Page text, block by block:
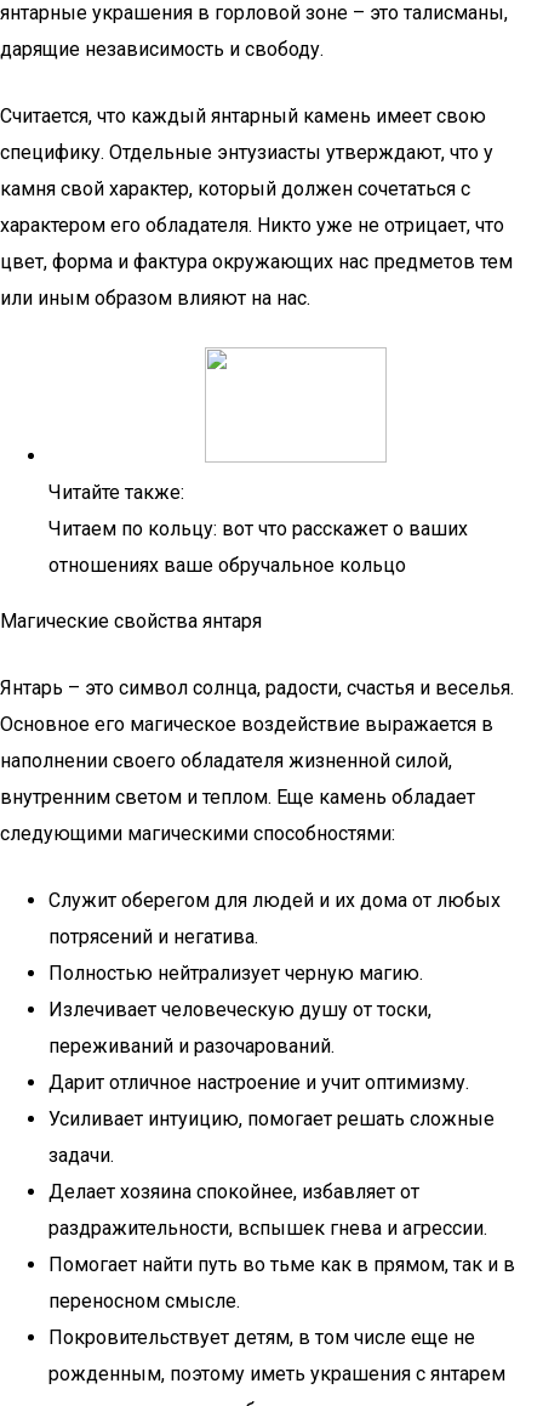
янтарные украшения в горловой зоне – это талисманы,
дарящие независимость и свободу.
Считается, что каждый янтарный камень имеет свою
специфику. Отдельные энтузиасты утверждают, что у
камня свой характер, который должен сочетаться с
характером его обладателя. Никто уже не отрицает, что
цвет, форма и фактура окружающих нас предметов тем
или иным образом влияют на нас.
Читайте также:
Читаем по кольцу: вот что расскажет о ваших
отношениях ваше обручальное кольцо
Магические свойства янтаря
Янтарь – это символ солнца, радости, счастья и веселья.
Основное его магическое воздействие выражается в
наполнении своего обладателя жизненной силой,
внутренним светом и теплом. Еще камень обладает
следующими магическими способностями:
Служит оберегом для людей и их дома от любых
потрясений и негатива.
Полностью нейтрализует черную магию.
Излечивает человеческую душу от тоски,
переживаний и разочарований.
Дарит отличное настроение и учит оптимизму.
Усиливает интуицию, помогает решать сложные
задачи.
Делает хозяина спокойнее, избавляет от
раздражительности, вспышек гнева и агрессии.
Помогает найти путь во тьме как в прямом, так и в
переносном смысле.
Покровительствует детям, в том числе еще не
рожденным, поэтому иметь украшения с янтарем